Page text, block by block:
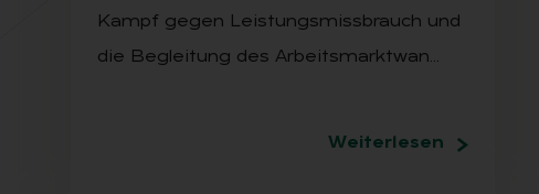
Kampf gegen Leistungsmissbrauch und
die Begleitung des Arbeitsmarktwan…
Weiterlesen